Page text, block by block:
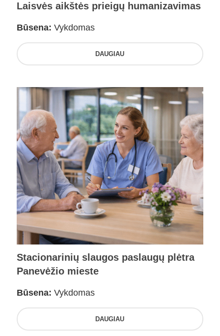
Laisvės aikštės prieigų humanizavimas
Būsena: Vykdomas
DAUGIAU
Stacionarinių slaugos paslaugų plėtra
Panevėžio mieste
Būsena: Vykdomas
DAUGIAU